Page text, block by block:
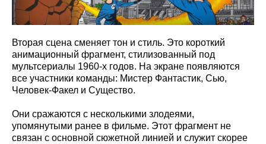
Вторая сцена сменяет тон и стиль. Это короткий
анимационный фрагмент, стилизованный под
мультсериалы 1960-х годов. На экране появляются
все участники команды: Мистер Фантастик, Сью,
Человек-Факел и Существо.
Они сражаются с несколькими злодеями,
упомянутыми ранее в фильме. Этот фрагмент не
связан с основной сюжетной линией и служит скорее